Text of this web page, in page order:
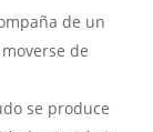
de un
de
se produce